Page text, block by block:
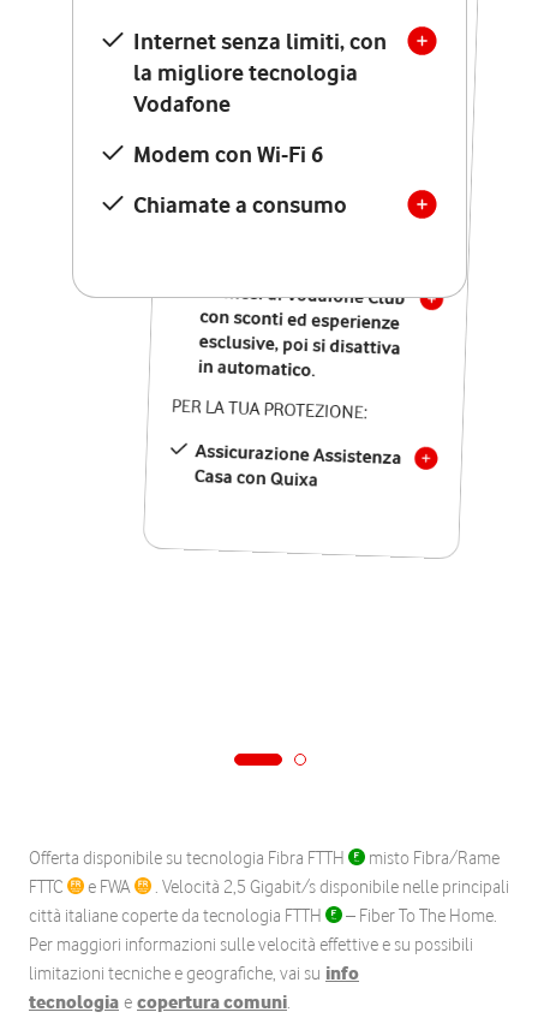
Internet senza limiti, con
la migliore tecnologia
Vodafone
Modem con Wi-Fi 6
Chiamate a consumo
Internet senza limiti, con
la migliore tecnologia
Vodafone
Modem Seven con Wi-Fi 7
Chiamate illimitate verso
numeri fissi e mobili
nazionali
12 mesi di Vodafone Club
con sconti ed esperienze
esclusive, poi si disattiva
in automatico.
PER LA TUA PROTEZIONE:
Assicurazione Assistenza
Casa con Quixa
Offerta disponibile su tecnologia Fibra FTTH
misto Fibra/Rame
FTTC
e FWA
. Velocità 2,5 Gigabit/s disponibile nelle principali
città italiane coperte da tecnologia FTTH
– Fiber To The Home.
Per maggiori informazioni sulle velocità effettive e su possibili
limitazioni tecniche e geografiche, vai su info
tecnologia e copertura comuni.